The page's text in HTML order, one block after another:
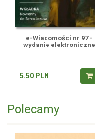
e-Wiadomości nr 97 -
wydanie elektroniczne
5.50 PLN
Polecamy